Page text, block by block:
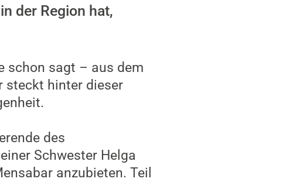
der Region hat,
schon sagt – aus dem
steckt hinter dieser
des
Schwester Helga
anzubieten. Teil